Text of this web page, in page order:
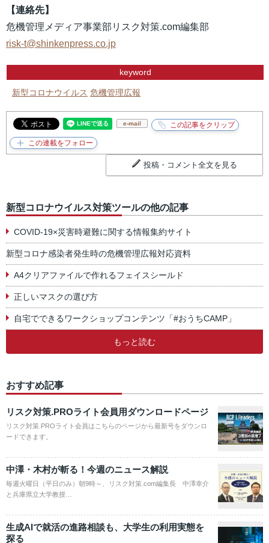
【連絡先】
危機管理メディア事業部リスク対策.com編集部
risk-t@shinkenpress.co.jp
keyword
新型コロナウイルス 危機管理広報
e-mail
投稿・コメント全文を見る
新型コロナウイルス対策ツールの他の記事
COVID-19×災害時避難に関する情報集約サイト
新型コロナ感染者発生時の危機管理広報対応資料
A4クリアファイルで作れるフェイスシールド
正しいマスクの選び方
自宅でできるワークショップコンテンツ「#おうちCAMP」
もっと読む
おすすめ記事
リスク対策.PROライト会員用ダウンロードページ
リスク対策.PROライト会員はこちらのページから最新号をダウンロ
ードできます。
中澤・木村が斬る！今週のニュース解説
毎週火曜日（平日のみ）朝9時～、リスク対策.com編集長 中澤幸介
と兵庫県立大学教授…
生成AIで就活の進路相談も、大学生の利用実態を
探る